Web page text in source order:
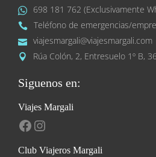
698 181 762 (Exclusivamente
Teléfono de emergencias/
viajesmargali@viajesmargali.com
Rúa Colón, 2, Entresuelo 1º B,
Siguenos en:
Viajes Margali
Facebook
Instagram
Club Viajeros Margali